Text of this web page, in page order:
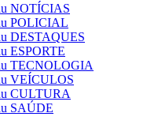
NOTÍCIAS
POLICIAL
DESTAQUES
ESPORTE
TECNOLOGIA
VEÍCULOS
CULTURA
SAÚDE